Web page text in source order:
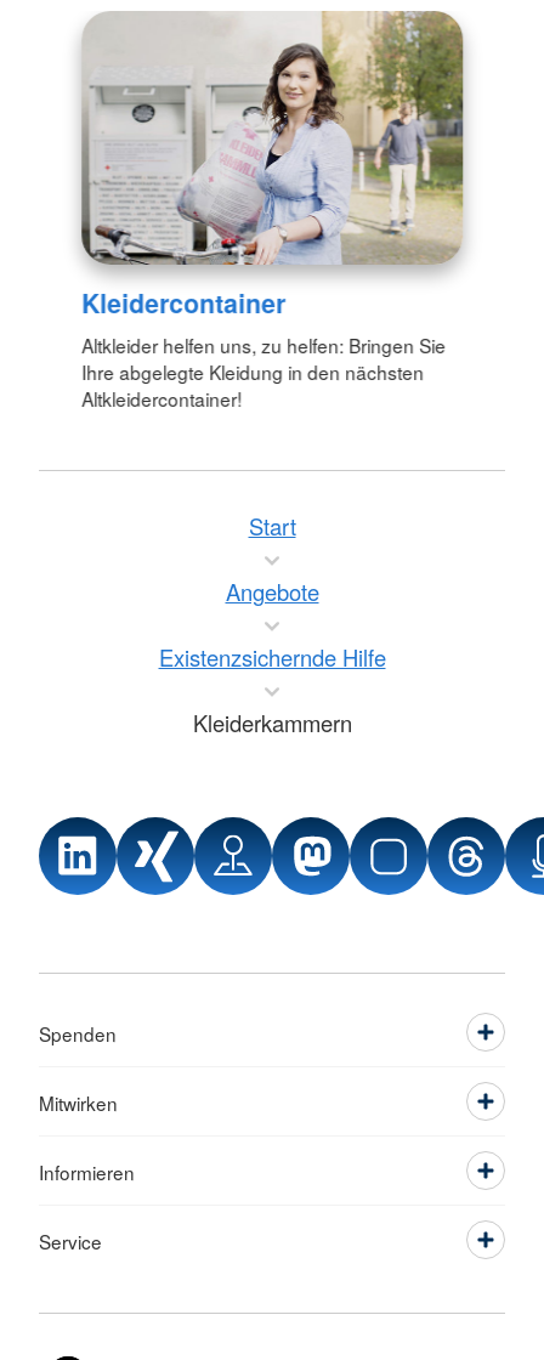
Kleidercontainer
Altkleider helfen uns, zu helfen: Bringen Sie
Ihre abgelegte Kleidung in den nächsten
Altkleidercontainer!
Start
Angebote
Existenzsichernde Hilfe
Kleiderkammern
Spenden
Mitwirken
Informieren
Service